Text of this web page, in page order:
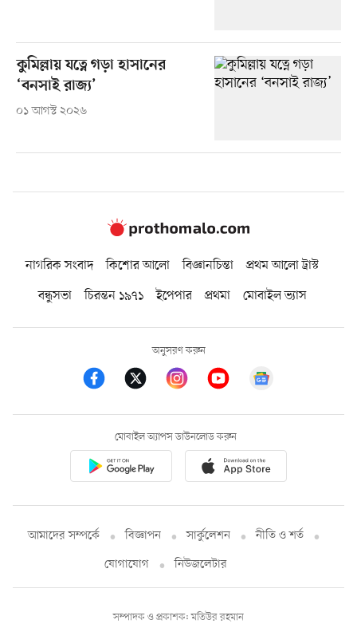
কুমিল্লায় যত্নে গড়া হাসানের
‘বনসাই রাজ্য’
০১ আগস্ট ২০২৬
নাগরিক সংবাদ কিশোর আলো বিজ্ঞানচিন্তা
প্রথম আলো ট্রাস্ট
বন্ধুসভা
চিরন্তন ১৯৭১ ইপেপার প্রথমা মোবাইল ভ্যাস
অনুসরণ করুন
মোবাইল অ্যাপস ডাউনলোড করুন
আমাদের সম্পর্কে বিজ্ঞাপন সার্কুলেশন
নীতি ও শর্ত
যোগাযোগ
নিউজলেটার
সম্পাদক ও প্রকাশক: মতিউর রহমান